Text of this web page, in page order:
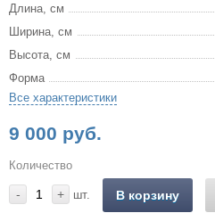
Длина, см
Ширина, см
Высота, см
Форма
Все характеристики
9 000 руб.
Количество
- + шт. В корзину